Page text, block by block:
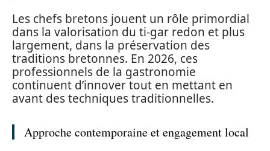
Les chefs bretons jouent un rôle primordial
dans la valorisation du ti-gar redon et plus
largement, dans la préservation des
traditions bretonnes. En 2026, ces
professionnels de la gastronomie
continuent d’innover tout en mettant en
avant des techniques traditionnelles.
Approche contemporaine et engagement local